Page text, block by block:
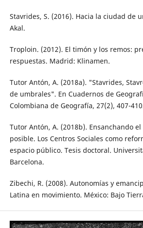
Stavrides, S. (2016). Hacia la ciudad de
Akal.
Troploin. (2012). El timón y los remos:
respuestas. Madrid: Klinamen.
Tutor Antón, A. (2018a). "Stavrides,
de umbrales". En Cuader­nos de
Colombiana de Geografía, 27(2), 407-
Tutor Antón, A. (2018b). Ensanchando
posible. Los Centros Sociales como
espacio público. Tesis doctoral.
Barcelona.
Zibechi, R. (2008). Autonomías y
Latina en movimiento. Méxi­co: Bajo